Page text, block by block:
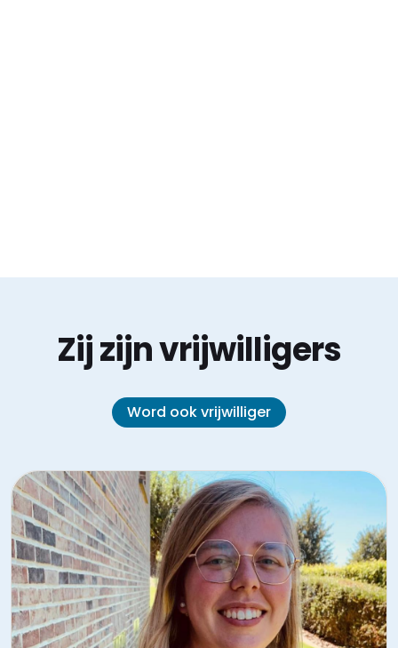
Zij zijn vrijwilligers
Word ook vrijwilliger